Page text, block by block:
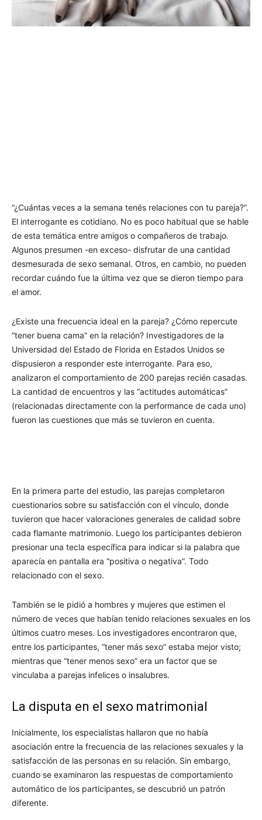
“¿Cuántas veces a la semana tenés relaciones con tu pareja?”.
El interrogante es cotidiano. No es poco habitual que se hable
de esta temática entre amigos o compañeros de trabajo.
Algunos presumen -en exceso- disfrutar de una cantidad
desmesurada de sexo semanal. Otros, en cambio, no pueden
recordar cuándo fue la última vez que se dieron tiempo para
el amor.
¿Existe una frecuencia ideal en la pareja? ¿Cómo repercute
“tener buena cama” en la relación? Investigadores de la
Universidad del Estado de Florida en Estados Unidos se
dispusieron a responder este interrogante. Para eso,
analizaron el comportamiento de 200 parejas recién casadas.
La cantidad de encuentros y las “actitudes automáticas”
(relacionadas directamente con la performance de cada uno)
fueron las cuestiones que más se tuvieron en cuenta.
En la primera parte del estudio, las parejas completaron
cuestionarios sobre su satisfacción con el vínculo, donde
tuvieron que hacer valoraciones generales de calidad sobre
cada flamante matrimonio. Luego los participantes debieron
presionar una tecla específica para indicar si la palabra que
aparecía en pantalla era “positiva o negativa”. Todo
relacionado con el sexo.
También se le pidió a hombres y mujeres que estimen el
número de veces que habían tenido relaciones sexuales en los
últimos cuatro meses. Los investigadores encontraron que,
entre los participantes, “tener más sexo” estaba mejor visto;
mientras que “tener menos sexo” era un factor que se
vinculaba a parejas infelices o insalubres.
La disputa en el sexo matrimonial
Inicialmente, los especialistas hallaron que no había
asociación entre la frecuencia de las relaciones sexuales y la
satisfacción de las personas en su relación. Sin embargo,
cuando se examinaron las respuestas de comportamiento
automático de los participantes, se descubrió un patrón
diferente.